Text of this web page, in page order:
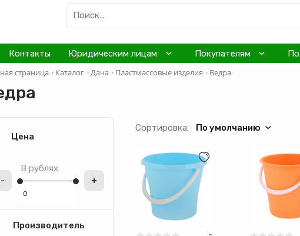
Контакты Юридическим лицам Покупателям
страница · Каталог ·Дача · Пластмассовые изделия · Ведра
Цена
-
В рублях
+
Производитель
Сортировка: По умолчанию